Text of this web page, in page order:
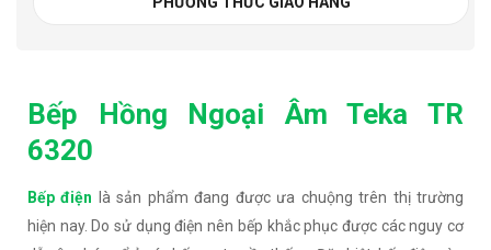
Bếp Hồng Ngoại Âm Teka TR
6320
Bếp điện là sản phẩm đang được ưa chuộng trên thị trường
hiện nay. Do sử dụng điện nên bếp khắc phục được các nguy cơ